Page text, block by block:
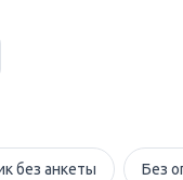
без анкеты Без